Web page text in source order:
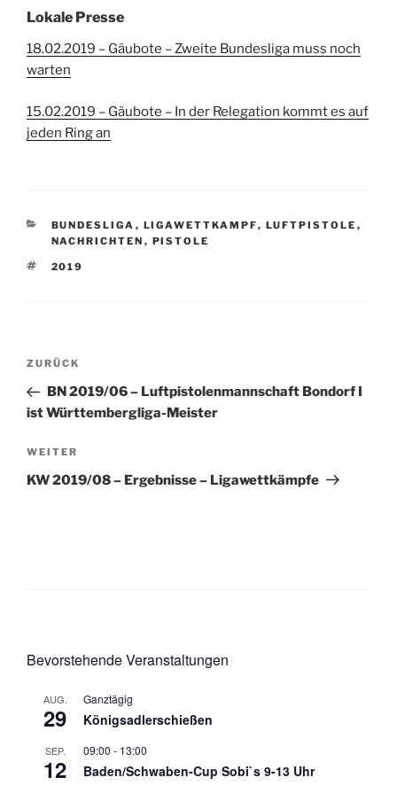
Lokale Presse
18.02.2019 – Gäubote – Zweite Bundesliga muss noch
warten
15.02.2019 – Gäubote – In der Relegation kommt es auf
jeden Ring an
KATEGORIEN
BUNDESLIGA , LIGAWETTKAMPF, LUFTPISTOLE ,
NACHRICHTEN , PISTOLE
SCHLAGWÖRTER
2019
Beitragsnavigation
Vorheriger
Beitrag
ZURÜCK
BN 2019/06 – Luftpistolenmannschaft Bondorf I
ist Württembergliga-­Meister
Nächster
Beitrag
WEITER
KW 2019/08 – Ergebnisse – Ligawettkämpfe
Bevorstehende Veranstaltungen
AUG.
29
Ganztägig
Königsadlerschießen
SEP.
12
09:00 - 13:00
Baden/Schwaben-Cup Sobi`s 9-13 Uhr